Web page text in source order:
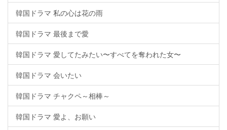
韓国ドラマ 私の心は花の雨
韓国ドラマ 最後まで愛
韓国ドラマ 愛してたみたい〜すべてを奪われた女〜
韓国ドラマ 会いたい
韓国ドラマ チャクペ～相棒～
韓国ドラマ 愛よ、お願い